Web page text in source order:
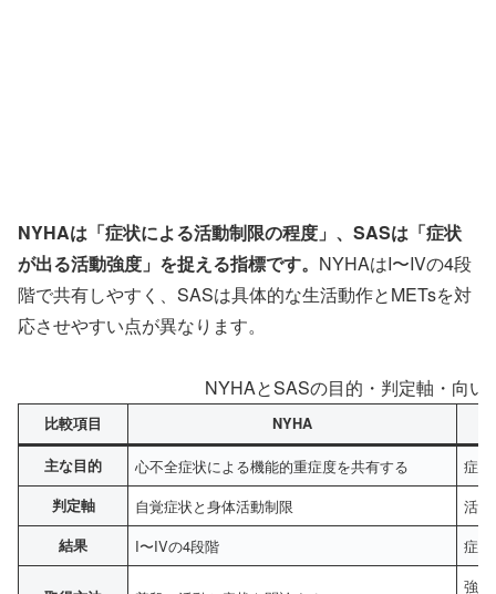
NYHAは「症状による活動制限の程度」、SASは「症状
が出る活動強度」を捉える指標です。 NYHAはI〜IVの4段
階で共有しやすく、SASは具体的な生活動作とMETsを対
応させやすい点が異なります。
NYHAとSASの目的・判定軸・向い
比較項目 NYHA
主な目的 心不全症状による機能的重症度を共有する 症
判定軸 自覚症状と身体活動制限 活
結果 I〜IVの4段階 症
強